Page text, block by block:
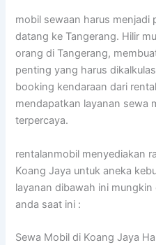
mobil sewaan harus menjadi
datang ke Tangerang. Hilir
orang di Tangerang,
penting yang harus
booking kendaraan dari
mendapatkan layanan sewa
terpercaya.
rentalanmobil menyediakan
Koang Jaya untuk aneka
layanan dibawah ini
anda saat ini :
Sewa Mobil di Koang Jaya